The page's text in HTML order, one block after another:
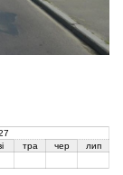
тра чер лип